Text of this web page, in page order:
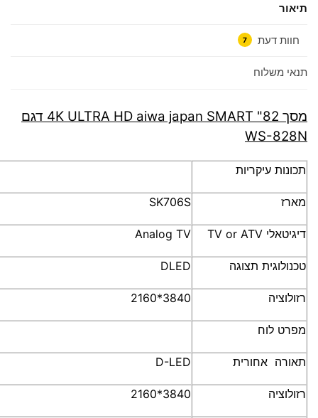
תיאור
חוות דעת 7
תנאי משלוח
מסך 82" 4K ULTRA HD aiwa japan SMART דגם
WS-828N
תכונות עיקריות
מארז SK706S
דיגיטאלי TV or ATV
Analog TV
טכנולוגית תצוגה DLED
רזולוציה 3840*2160
מפרט לוח
תאורה אחורית D-LED
רזולוציה 3840*2160